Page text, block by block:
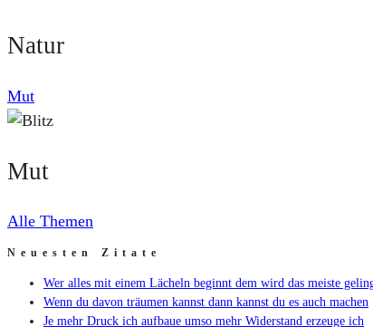
Natur
Mut
Mut
Alle Themen
Neuesten Zitate
Wer alles mit einem Lächeln beginnt dem wird das meiste
Wenn du davon träumen kannst dann kannst du es auch machen
Je mehr Druck ich aufbaue umso mehr Widerstand erzeuge ich